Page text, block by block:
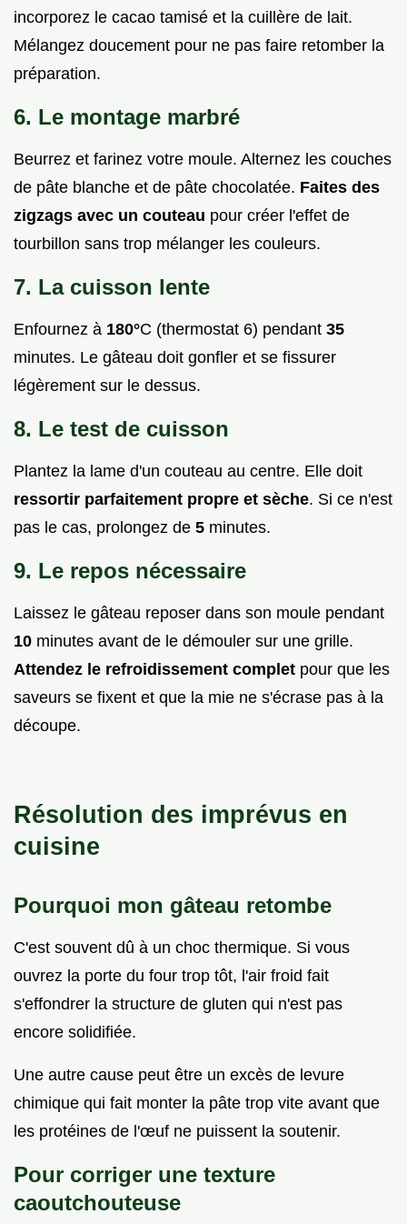
incorporez le cacao tamisé et la cuillère de lait.
Mélangez doucement pour ne pas faire retomber la
préparation.
6. Le montage marbré
Beurrez et farinez votre moule. Alternez les couches
de pâte blanche et de pâte chocolatée. Faites des
zigzags avec un couteau pour créer l'effet de
tourbillon sans trop mélanger les couleurs.
7. La cuisson lente
Enfournez à 180°C (thermostat 6) pendant 35
minutes. Le gâteau doit gonfler et se fissurer
légèrement sur le dessus.
8. Le test de cuisson
Plantez la lame d'un couteau au centre. Elle doit
ressortir parfaitement propre et sèche. Si ce n'est
pas le cas, prolongez de 5 minutes.
9. Le repos nécessaire
Laissez le gâteau reposer dans son moule pendant
10 minutes avant de le démouler sur une grille.
Attendez le refroidissement complet pour que les
saveurs se fixent et que la mie ne s'écrase pas à la
découpe.
Résolution des imprévus en
cuisine
Pourquoi mon gâteau retombe
C'est souvent dû à un choc thermique. Si vous
ouvrez la porte du four trop tôt, l'air froid fait
s'effondrer la structure de gluten qui n'est pas
encore solidifiée.
Une autre cause peut être un excès de levure
chimique qui fait monter la pâte trop vite avant que
les protéines de l'œuf ne puissent la soutenir.
Pour corriger une texture
caoutchouteuse